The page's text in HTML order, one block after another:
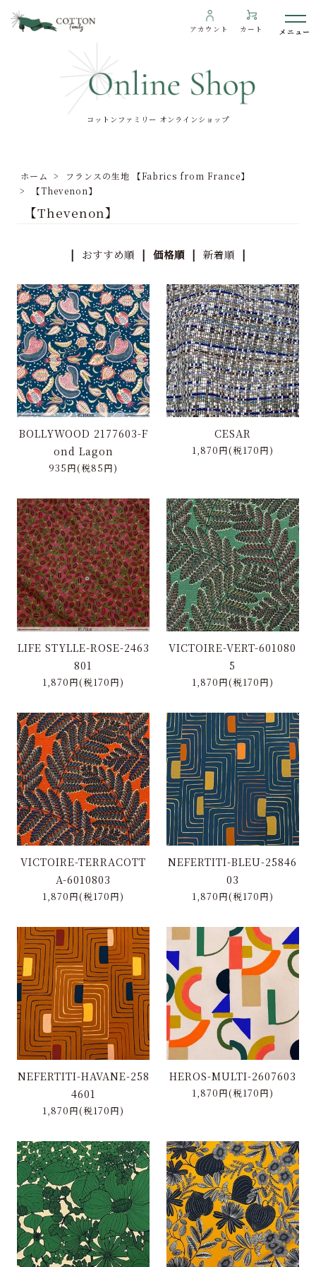
アカウント カート
わたしたちについて
ご利用ガイド
プライバシーポリシー
特定商取引に基づく表記
お問い合わせ
コットンファミリー オンラインショップ
ホーム >
フランスの生地 【Fabrics from France】
>
【Thevenon】
【Thevenon】
| おすすめ順 | 価格順 | 新着順 |
BOLLYWOOD 2177603-F
ond Lagon
935円(税85円)
CESAR
1,870円(税170円)
LIFE STYLLE-ROSE-2463
801
1,870円(税170円)
VICTOIRE-VERT-601080
5
1,870円(税170円)
VICTOIRE-TERRACOTT
A-6010803
1,870円(税170円)
NEFERTITI-BLEU-25846
03
1,870円(税170円)
NEFERTITI-HAVANE-258
4601
1,870円(税170円)
HEROS-MULTI-2607603
1,870円(税170円)